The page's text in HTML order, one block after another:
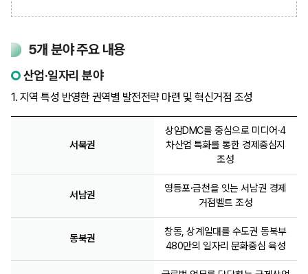
5개 분야 주요 내용
산업·일자리 분야
1. 지역 특성 반영한 권역별 발전전략 마련 및 혁신거점 조성
서북권
상암DMC를 중심으로 미디어·4
차산업 특화를 통한 경제중심지
조성
서남권
영등포·금천을 잇는 서남권 경제
거점벨트 조성
동북권
창동, 상계일대를 수도권 동북부
480만의 일자리 문화중심 육성